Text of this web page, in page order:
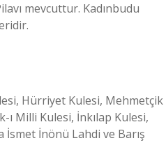
mevcuttur. Kadınbudu
Hürriyet Kulesi, Mehmetçik
Milli Kulesi, İnkılap Kulesi,
İsmet İnönü Lahdi ve Barış